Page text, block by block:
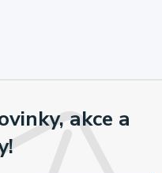
akce a